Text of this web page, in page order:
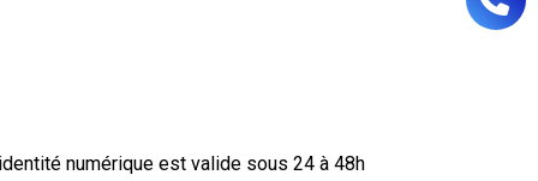
numérique est valide sous 24 à 48h